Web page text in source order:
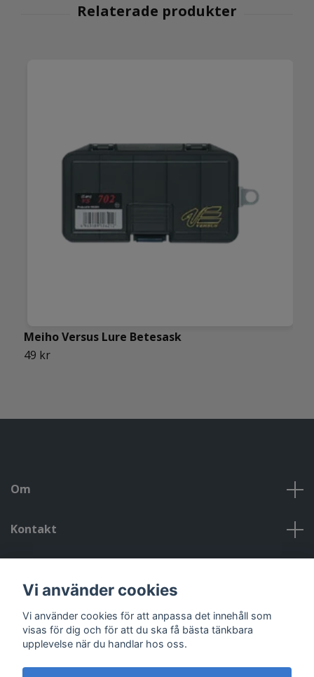
Meiho Versus Lure Betesask
49 kr
Om
Kontakt
Sociala medier
Vi använder cookies
Vi använder cookies för att anpassa det innehåll som
visas för dig och för att du ska få bästa tänkbara
upplevelse när du handlar hos oss.